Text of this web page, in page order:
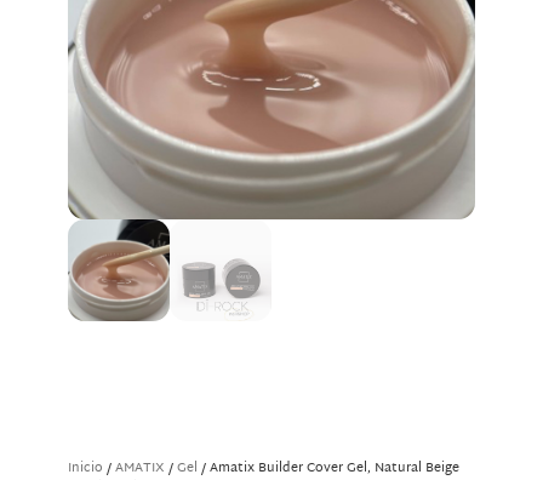
Inicio /AMATIX /Gel / Amatix Builder Cover Gel, Natural Beige